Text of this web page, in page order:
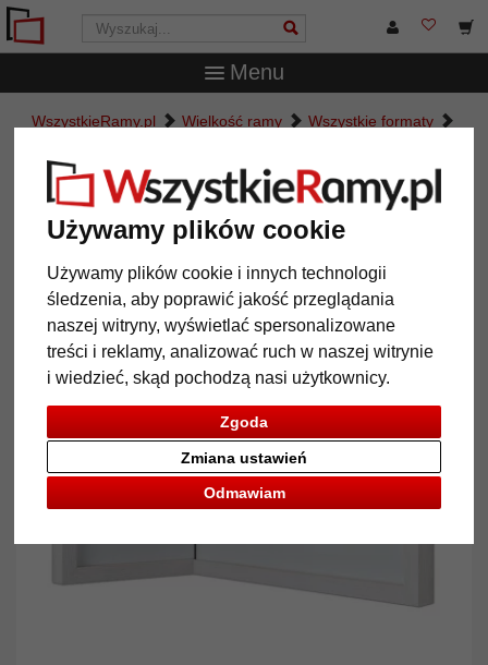
Używamy plików cookie
Używamy plików cookie i innych technologii
śledzenia, aby poprawić jakość przeglądania
naszej witryny, wyświetlać spersonalizowane
treści i reklamy, analizować ruch w naszej witrynie
i wiedzieć, skąd pochodzą nasi użytkownicy.
Zgoda
Odmawiam
Zmiana ustawień
Menu
WszystkieRamy.pl Wielkość ramy
Wszystkie formaty
Rama do obrazów narożna 2:1,
wąska
Powrót